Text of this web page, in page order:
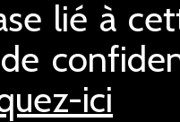
lié à
ici